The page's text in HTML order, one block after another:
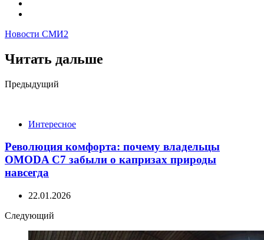
Новости СМИ2
Читать дальше
Post
Предыдущий
Интересное
Революция комфорта: почему владельцы
OMODA C7 забыли о капризах природы
навсегда
22.01.2026
Следующий